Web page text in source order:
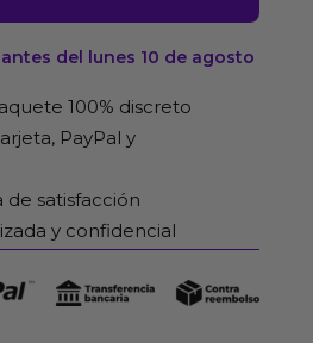
del lunes 10 de agosto
100% discreto
PayPal y
de satisfacción
y confidencial